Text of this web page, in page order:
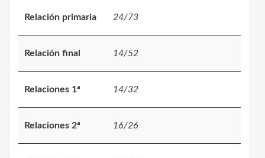
Relación primaria 24/73
Relación final 14/52
Relaciones 1ª 14/32
Relaciones 2ª 16/26